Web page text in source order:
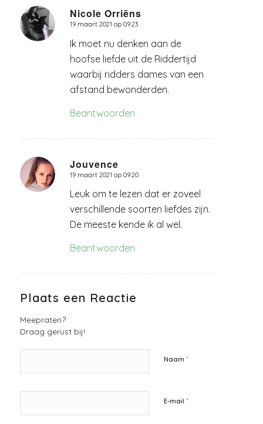
Nicole Orriëns
zegt:
19 maart 2021 op 09:23
Ik moet nu denken aan de
hoofse liefde uit de Riddertijd
waarbij ridders dames van een
afstand bewonderden.
Beantwoorden
Jouvence
zegt:
19 maart 2021 op 09:20
Leuk om te lezen dat er zoveel
verschillende soorten liefdes zijn.
De meeste kende ik al wel.
Beantwoorden
Plaats een Reactie
Meepraten?
Draag gerust bij!
Naam *
E-mail *